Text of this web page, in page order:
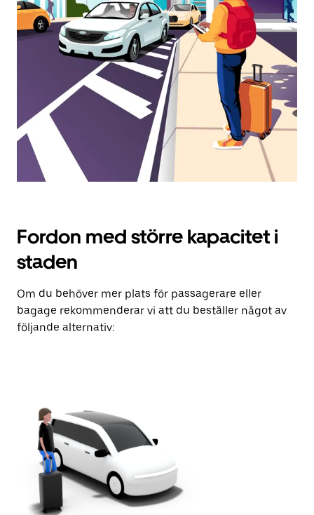
Tryck
på
ESC-
knappen
kalendern.
Fordon med större kapacitet i
staden
Om du behöver mer plats för passagerare eller
bagage rekommenderar vi att du beställer något av
följande alternativ: